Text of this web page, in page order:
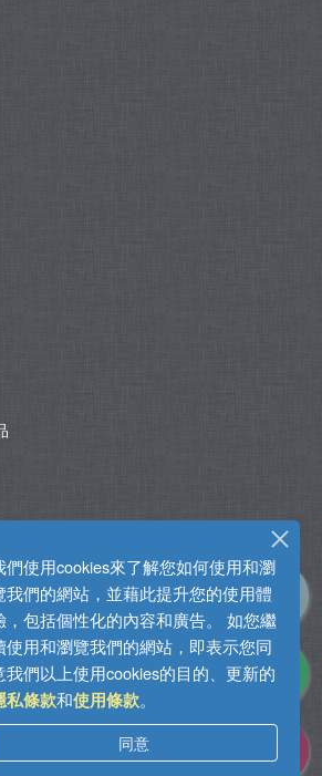
們使用cookies來了解您如何使用和瀏
我們的網站，並藉此提升您的使用體
，包括個性化的內容和廣告。 如您繼
使用和瀏覽我們的網站，即表示您同
我們以上使用cookies的目的、更新的
私條款和使用條款。
同意
入住系統
權所有